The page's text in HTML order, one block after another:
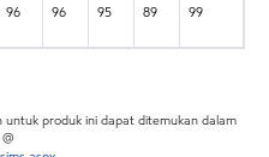
96 96 95 89 99
produk ini dapat ditemukan dalam